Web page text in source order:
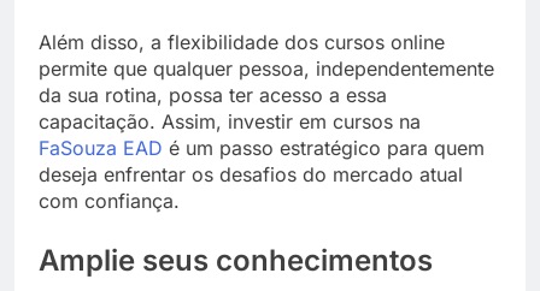
Além disso, a flexibilidade dos cursos online
permite que qualquer pessoa, independentemente
da sua rotina, possa ter acesso a essa
capacitação. Assim, investir em cursos na
FaSouza EAD é um passo estratégico para quem
deseja enfrentar os desafios do mercado atual
com confiança.
Amplie seus conhecimentos